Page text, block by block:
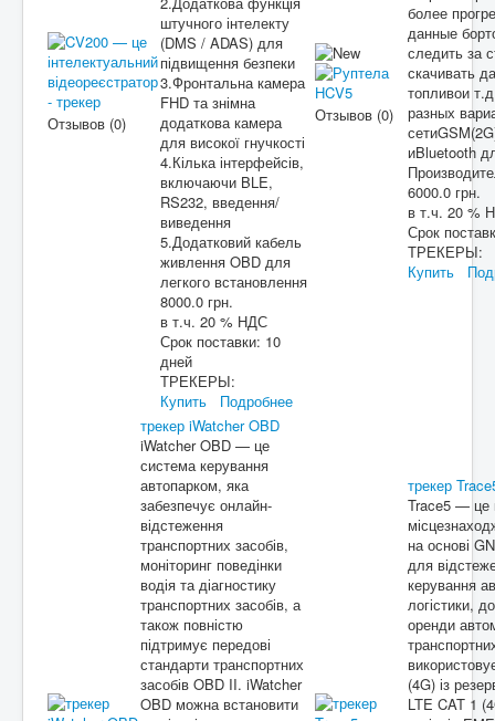
Отзывов (0)
штучного інтелекту
(DMS / ADAS) для
підвищення безпеки
3.Фронтальна камера
FHD та знімна
додаткова камера
для високої гнучкості
4.Кілька інтерфейсів,
включаючи BLE,
RS232, введення/
виведення
5.Додатковий кабель
живлення OBD для
легкого встановлення
8000.0 грн.
в т.ч. 20 % НДС
Срок поставки: 10
дней
ТРЕКЕРЫ:
Купить
Подробнее
Отзывов (0)
более
данные
следить за
скачивать
топливои
разных
иBluetooth
6000.0 грн.
в т.ч. 20 %
Срок
ТРЕКЕРЫ:
Купить
трекер iWatcher OBD
iWatcher OBD — це
система керування
автопарком, яка
забезпечує онлайн-
відстеження
транспортних засобів,
моніторинг поведінки
водія та діагностику
транспортних засобів, а
також повністю
підтримує передові
стандарти транспортних
засобів OBD II. iWatcher
OBD можна встановити
трекер
Trace5 — це
на основі
для
керування
логістики,
оренди
(4G) із
LTE CAT 1